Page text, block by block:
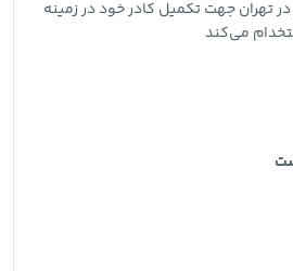
تهران جهت تکمیل کادر خود در زمینه
می‌کند